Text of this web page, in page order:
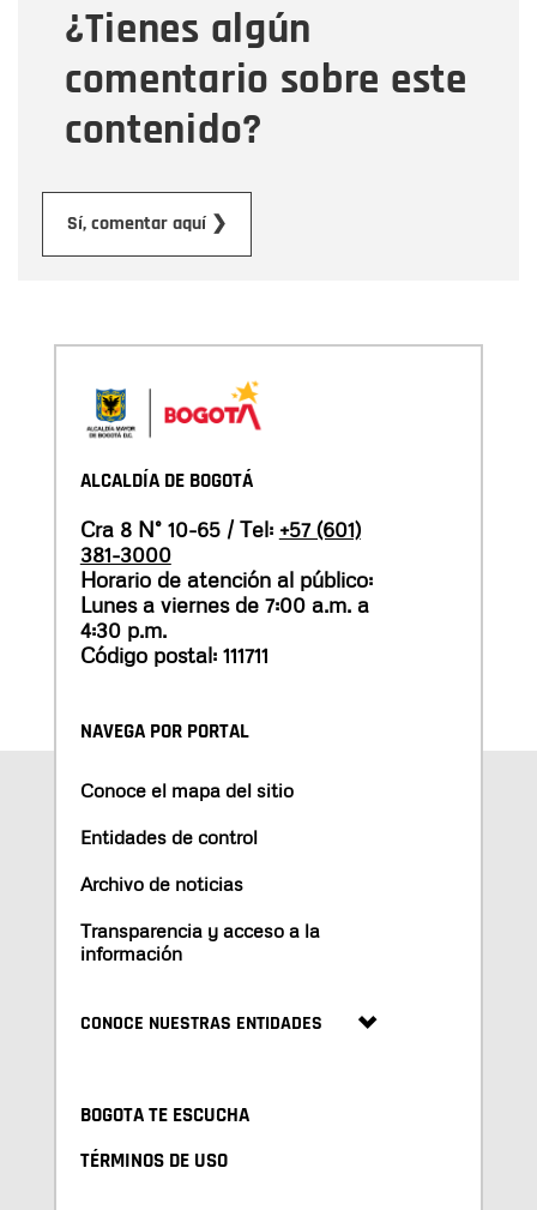
¿Tienes algún
comentario sobre este
contenido?
Sí, comentar aquí ❯
Mensaje
ALCALDÍA DE BOGOTÁ
Cra 8 N° 10-65 / Tel: +57 (601)
381-3000
Horario de atención al público:
Lunes a viernes de 7:00 a.m. a
4:30 p.m.
Código postal: 111711
NAVEGA POR PORTAL
Conoce el mapa del sitio
Entidades de control
Archivo de noticias
Transparencia y acceso a la
información
CONOCE NUESTRAS ENTIDADES
BOGOTA TE ESCUCHA
TÉRMINOS DE USO